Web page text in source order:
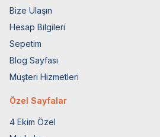
Bize Ulaşın
Hesap Bilgileri
Sepetim
Blog Sayfası
Müşteri Hizmetleri
Özel Sayfalar
4 Ekim Özel